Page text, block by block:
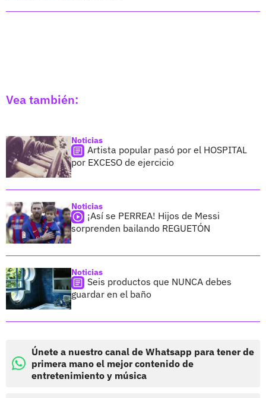
Vea también:
Noticias
Artista popular pasó por el HOSPITAL
por EXCESO de ejercicio
Noticias
¡Así se PERREA! Hijos de Messi
sorprenden bailando REGUETÓN
Noticias
Seis productos que NUNCA debes
guardar en el baño
Únete a nuestro canal de Whatsapp para tener de
primera mano el mejor contenido de
entretenimiento y música